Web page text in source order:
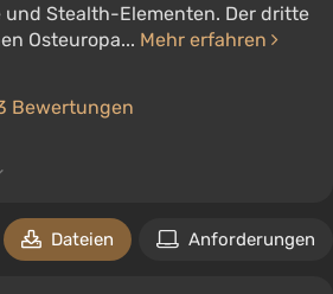
und Stealth-Elementen. Der dritte
Osteuropa... Mehr erfahren
Bewertungen
Dateien Anforderungen